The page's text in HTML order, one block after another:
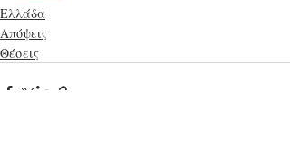
Ελλάδα
Απόψεις
Θέσεις